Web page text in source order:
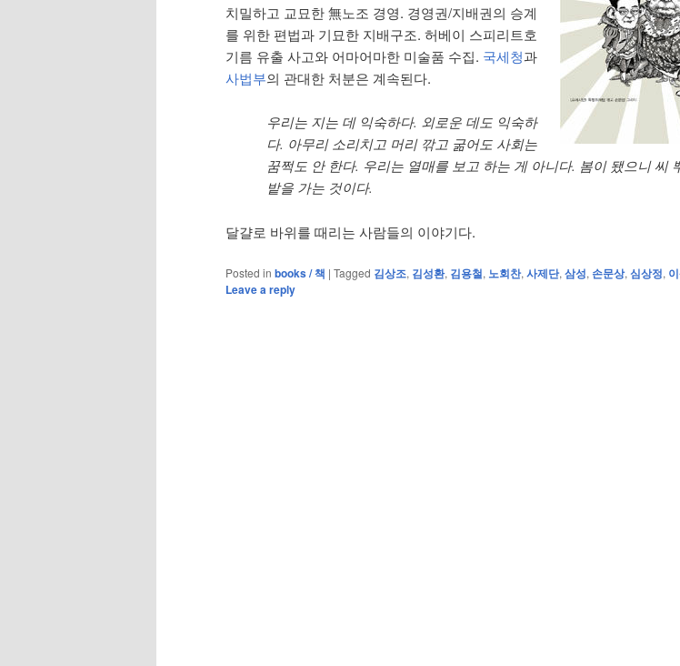
치밀하고 교묘한 無노조 경영. 경영권/지배권의 승계
를 위한 편법과 기묘한 지배구조. 허베이 스피리트호
기름 유출 사고와 어마어마한 미술품 수집. 국세청과
사법부의 관대한 처분은 계속된다.
우리는 지는 데 익숙하다. 외로운 데도 익숙하
다. 아무리 소리치고 머리 깎고 굶어도 사회는
꿈쩍도 안 한다. 우리는 열매를 보고 하는 게 아니다. 봄이 됐으니 씨
밭을 가는 것이다.
달걀로 바위를 때리는 사람들의 이야기다.
Posted in books / 책 | Tagged 김상조, 김성환, 김용철, 노회찬, 사제단, 삼성, 손문상, 심상정,
Leave a reply